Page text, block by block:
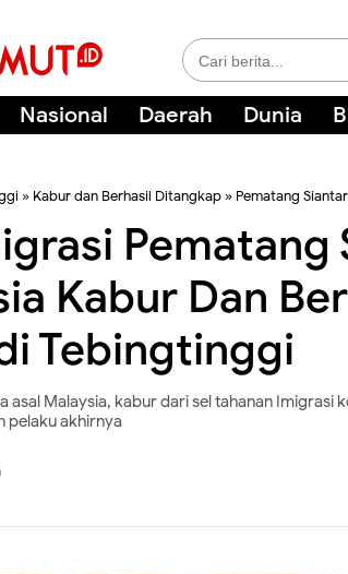
Nasional Daerah Dunia
» Kabur dan Berhasil Ditangkap » Pematang Siantar
Pematang
Kabur Dan
Tebingtinggi
Malaysia, kabur dari sel tahanan Imigrasi
pelaku akhirnya